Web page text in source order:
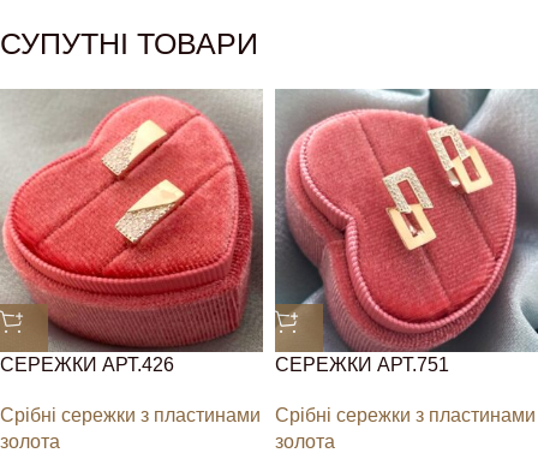
СУПУТНІ ТОВАРИ
СЕРЕЖКИ АРТ.426
Срібні сережки з пластинами
золота
СЕРЕЖКИ АРТ.751
Срібні сережки з пластинами
золота